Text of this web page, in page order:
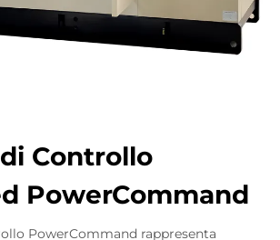
Controllo
PowerCommand
PowerCommand rappresenta